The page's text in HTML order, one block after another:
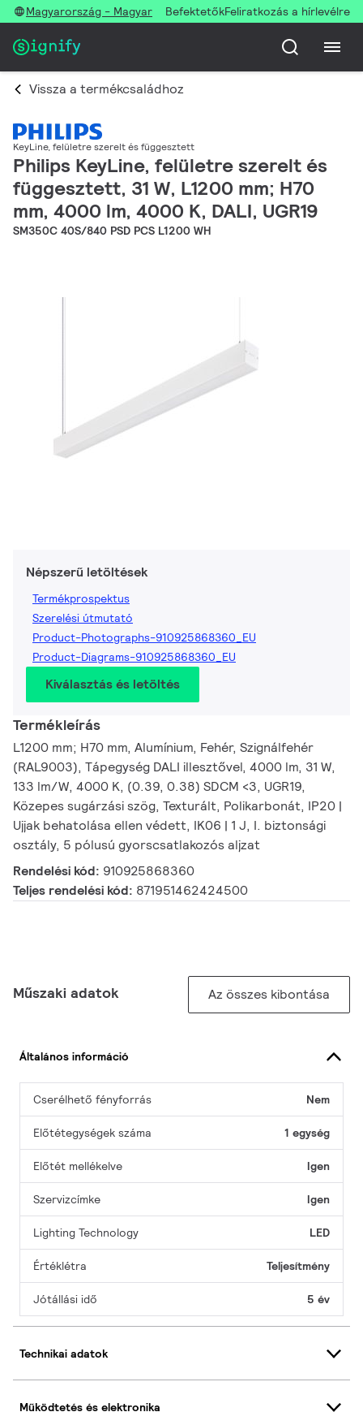
Magyarország - Magyar BefektetőkFeliratkozás a hírlevélre
Vissza a termékcsaládhoz
KeyLine, felületre szerelt és függesztett
Philips KeyLine, felületre szerelt és
függesztett, 31 W, L1200 mm; H70
mm, 4000 lm, 4000 K, DALI, UGR19
SM350C 40S/840 PSD PCS L1200 WH
Népszerű letöltések
Termékprospektus
Szerelési útmutató
Product-Photographs-910925868360_EU
Product-Diagrams-910925868360_EU
Kiválasztás és letöltés
Termékleírás
L1200 mm; H70 mm, Alumínium, Fehér, Szignálfehér
(RAL9003), Tápegység DALI illesztővel, 4000 lm, 31 W,
133 lm/W, 4000 K, (0.39, 0.38) SDCM <3, UGR19,
Közepes sugárzási szög, Texturált, Polikarbonát, IP20 |
Ujjak behatolása ellen védett, IK06 | 1 J, I. biztonsági
osztály, 5 pólusú gyorscsatlakozós aljzat
Rendelési kód: 910925868360
Teljes rendelési kód: 871951462424500
Műszaki adatok Az összes kibontása
Általános információ
Cserélhető fényforrás Nem
Előtétegységek száma 1 egység
Előtét mellékelve Igen
Szervizcímke Igen
Lighting Technology LED
Értéklétra Teljesítmény
Jótállási idő 5 év
Technikai adatok
Működtetés és elektronika